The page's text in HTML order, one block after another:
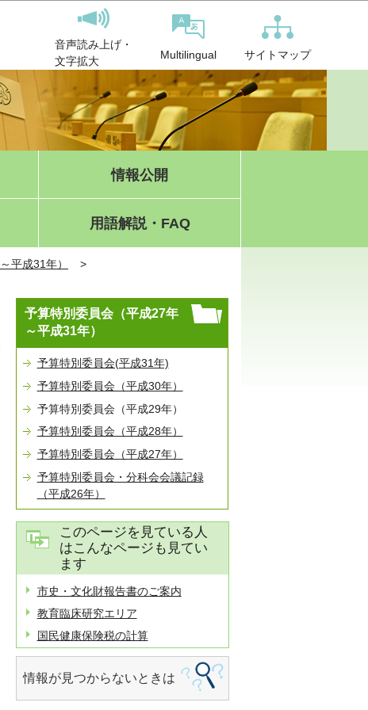
音声読み上げ・
文字拡大
Multilingual サイトマップ
情報公開
用語解説・FAQ
平成31年）
予算特別委員会（平成27年
～平成31年）
予算特別委員会(平成31年)
予算特別委員会（平成30年）
予算特別委員会（平成29年）
予算特別委員会（平成28年）
予算特別委員会（平成27年）
予算特別委員会・分科会会議記録
（平成26年）
このページを見ている人
はこんなページも見てい
ます
市史・文化財報告書のご案内
教育臨床研究エリア
国民健康保険税の計算
情報が見つからないときは